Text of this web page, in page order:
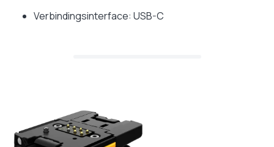
Verbindingsinterface: USB-C